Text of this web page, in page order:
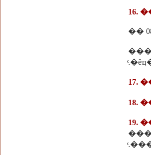
16.
��
17.
18.
19.